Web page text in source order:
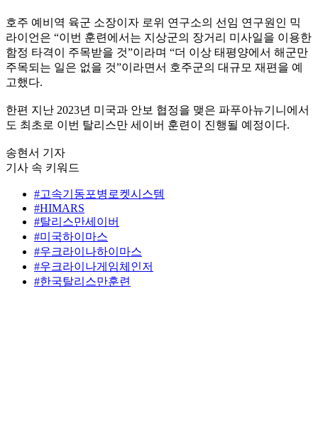
호주 예비역 육군 소장이자 로위 연구소의 선임 연구원인 믹
라이언은 “이번 훈련에서는 지상군의 장거리 미사일을 이용한
함정 타격이 주목받을 것”이라며 “더 이상 태평양에서 해군만
주목되는 일은 없을 것”이라면서 호주군의 대규모 재편을 예
고했다.
한편 지난 2023년 미국과 안보 협정을 맺은 파푸아뉴기니에서
도 최초로 이번 탈리스만 세이버 훈련이 진행될 예정이다.
송현서 기자
기사 속 키워드
#고속기동포병로켓시스템
#HIMARS
#탈리스만세이버
#미국하이마스
#우크라이나하이마스
#우크라이나게임체인저
#한국탈리스만훈련